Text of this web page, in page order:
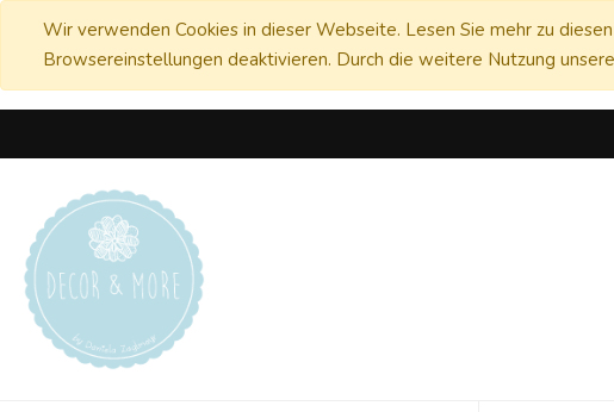
Wir verwenden Cookies in dieser Webseite. Lesen Sie mehr zu
Browsereinstellungen deaktivieren. Durch die weitere Nutzung